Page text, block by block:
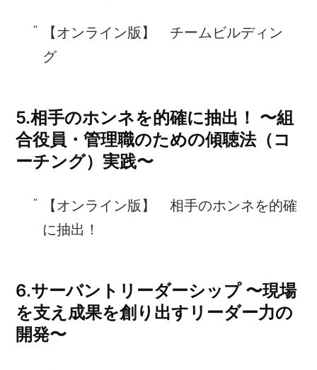
【オンライン版】 チームビルディン
グ
5.相手のホンネを的確に抽出！ 〜組
合役員・管理職のための傾聴法（コ
ーチング）実践〜
【オンライン版】 相手のホンネを的確
に抽出！
6.サーバントリーダーシップ 〜現場
を支え成果を創り出すリーダー力の
開発〜